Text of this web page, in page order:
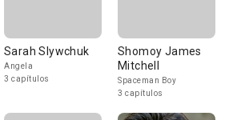
Sarah Slywchuk
Angela
3 capítulos
Shomoy James
Mitchell
Spaceman Boy
3 capítulos